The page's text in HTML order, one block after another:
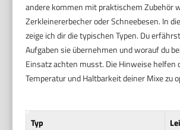
andere kommen mit praktischem Zubehör
Zerkleinererbecher oder Schneebesen. In
zeige ich dir die typischen Typen. Du
Aufgaben sie übernehmen und worauf du
Einsatz achten musst. Die Hinweise helfen
Temperatur und Haltbarkeit deiner Mixe zu
Typ